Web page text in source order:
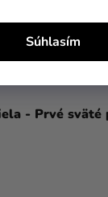
Súhlasím
- Prvé